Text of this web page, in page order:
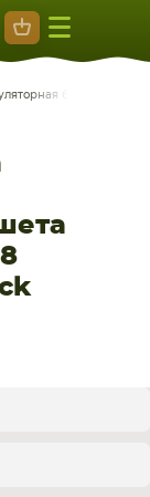
Москва
+7 495 414
батарея для